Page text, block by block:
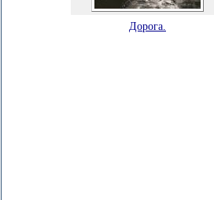
Дорога.